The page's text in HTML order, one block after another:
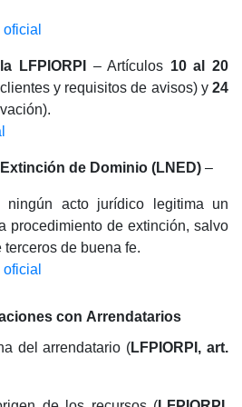
LFPIORPI – Artículos 10 al 20
y requisitos de avisos) y 24
de Dominio (LNED) –
ningún acto jurídico legitima un
procedimiento de extinción, salvo
terceros de buena fe.
con Arrendatarios
del arrendatario (LFPIORPI, art.